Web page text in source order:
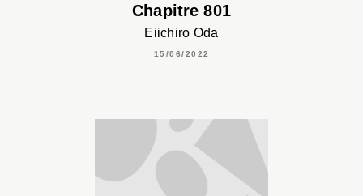
Chapitre 801
Eiichiro Oda
15/06/2022